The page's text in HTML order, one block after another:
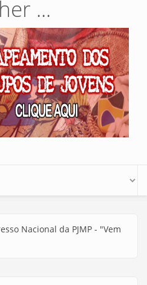
...
Nacional da PJMP - "Vem